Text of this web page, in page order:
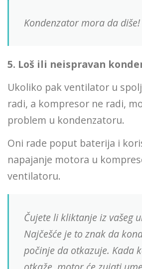
Kondenzator mora da diše!
5. Loš ili neispravan
Ukoliko pak ventilator u
radi, a kompresor ne radi,
problem u kondenzatoru.
Oni rade poput baterija i
napajanje motora u
ventilatoru.
Čujete li kliktanje iz vašeg
Najčešće je to znak da
počinje da otkazuje. Kada